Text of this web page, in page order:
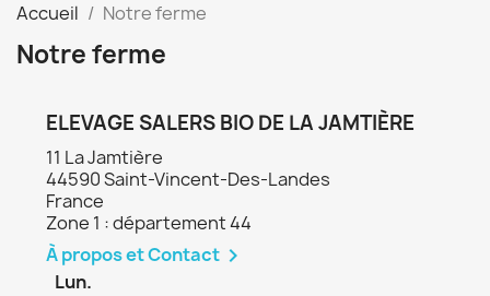
Accueil Notre ferme
Notre ferme
ELEVAGE SALERS BIO DE LA JAMTIÈRE
11 La Jamtière
44590 Saint-Vincent-Des-Landes
France
Zone 1 : département 44
À propos et Contact 
Lun.